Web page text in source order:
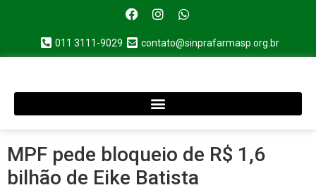
011 3111-9029 contato@sinprafarmasp.org.br
MPF pede bloqueio de R$ 1,6
bilhão de Eike Batista